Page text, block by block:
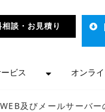
相談・お見積り
ビス オンラ
WEB及びメールサーバ